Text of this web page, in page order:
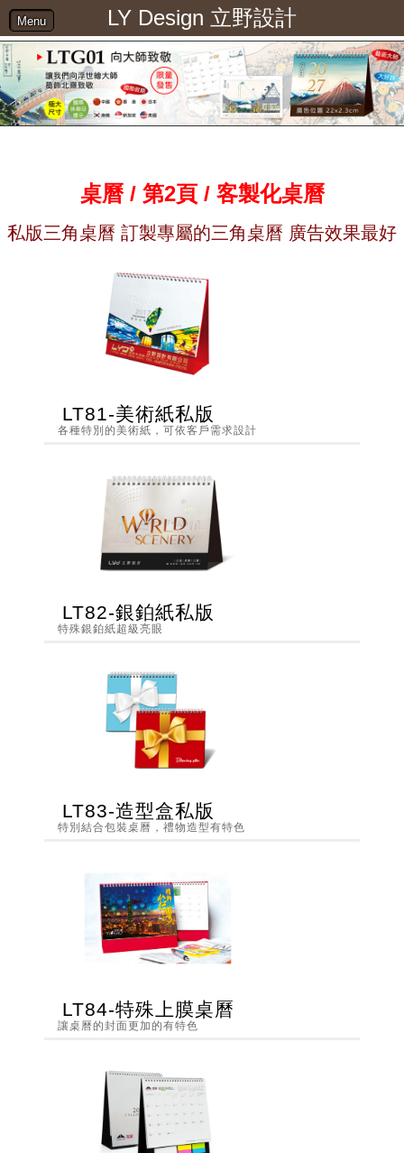
Menu LY Design 立野設計
桌曆 / 第2頁 / 客製化桌曆
私版三角桌曆 訂製專屬的三角桌曆 廣告效果最好
LT81-美術紙私版
各種特別的美術紙，可依客戶需求設計
LT82-銀鉑紙私版
特殊銀鉑紙超級亮眼
LT83-造型盒私版
特別結合包裝桌曆，禮物造型有特色
LT84-特殊上膜桌曆
讓桌曆的封面更加的有特色